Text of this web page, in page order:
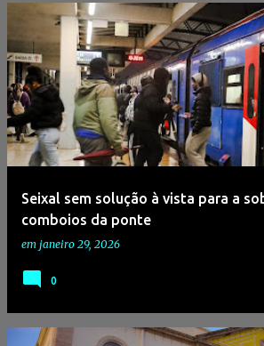
Seixal sem solução à vista para a
comboios da ponte
em janeiro 29, 2026
0